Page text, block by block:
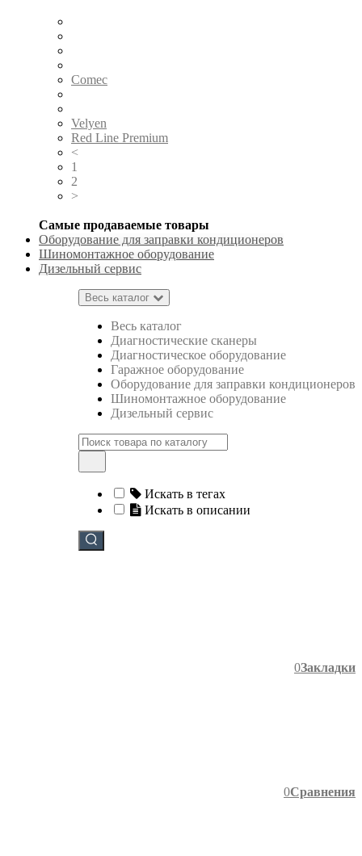
Comec
Velyen
Red Line Premium
<
1
2
>
Самые продаваемые товары
Оборудование для заправки кондиционеров
Шиномонтажное оборудование
Дизельный сервис
Весь каталог
Весь каталог
Диагностические сканеры
Диагностическое оборудование
Гаражное оборудование
Оборудование для заправки кондиционеров
Шиномонтажное оборудование
Дизельный сервис
Искать в тегах
Искать в описании
0Закладки
0Сравнения